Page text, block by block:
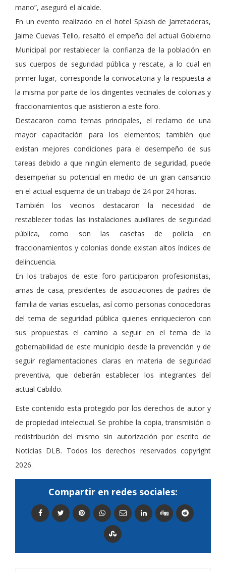
mano”, aseguró el alcalde.
En un evento realizado en el hotel Splash de Jarretaderas,
Jaime Cuevas Tello, resaltó el empeño del actual Gobierno
Municipal por restablecer la confianza de la población en
sus cuerpos de seguridad pública y rescate, a lo cual en
primer lugar, corresponde la convocatoria y la respuesta a
la misma por parte de los dirigentes vecinales de colonias y
fraccionamientos que asistieron a este foro.
Destacaron como temas principales, el reclamo de una
mayor capacitación para los elementos; también que
existan mejores condiciones para el desempeño de sus
tareas debido a que ningún elemento de seguridad, puede
desempeñar su potencial en medio de un gran cansancio
en el actual esquema de un trabajo de 24 por 24 horas.
También los vecinos destacaron la necesidad de
restablecer todas las instalaciones auxiliares de seguridad
pública, como son las casetas de policía en
fraccionamientos y colonias donde existan altos índices de
delincuencia.
En los trabajos de este foro participaron profesionistas,
amas de casa, presidentes de asociaciones de padres de
familia de varias escuelas, así como personas conocedoras
del tema de seguridad pública quienes enriquecieron con
sus propuestas el camino a seguir en el tema de la
gobernabilidad de este municipio desde la prevención y de
seguir reglamentaciones claras en materia de seguridad
preventiva, que deberán establecer los integrantes del
actual Cabildo.
Este contenido esta protegido por los derechos de autor y
de propiedad intelectual. Se prohibe la copia, transmisión o
redistribución del mismo sin autorización por escrito de
Noticias DLB. Todos los derechos reservados copyright
2026.
Compartir en redes sociales: